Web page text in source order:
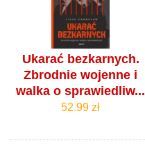
Ukarać bezkarnych.
Zbrodnie wojenne i
walka o sprawiedliw...
52.99 zł